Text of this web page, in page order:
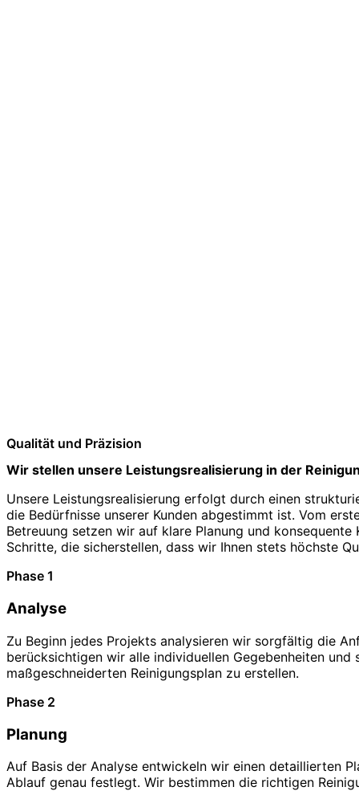
Qualität und Präzision
Wir stellen unsere Leistungsrealisierung in der
Unsere Leistungsrealisierung erfolgt durch einen
die Bedürfnisse unserer Kunden abgestimmt ist. Vom
Betreuung setzen wir auf klare Planung und
Schritte, die sicherstellen, dass wir Ihnen stets höchste
Phase 1
Analyse
Zu Beginn jedes Projekts analysieren wir sorgfältig die
berücksichtigen wir alle individuellen Gegebenheiten und
maßgeschneiderten Reinigungsplan zu erstellen.
Phase 2
Planung
Auf Basis der Analyse entwickeln wir einen detaillierten
Ablauf genau festlegt. Wir bestimmen die richtigen